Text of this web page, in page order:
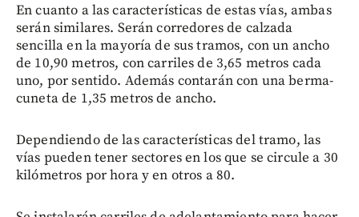
En cuanto a las características de estas vías, ambas
serán similares. Serán corredores de calzada
sencilla en la mayoría de sus tramos, con un ancho
de 10,90 metros, con carriles de 3,65 metros cada
uno, por sentido. Además contarán con una berma-
cuneta de 1,35 metros de ancho.
Dependiendo de las características del tramo, las
vías pueden tener sectores en los que se circule a 30
kilómetros por hora y en otros a 80.